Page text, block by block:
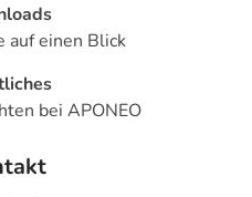
auf einen Blick
bei APONEO